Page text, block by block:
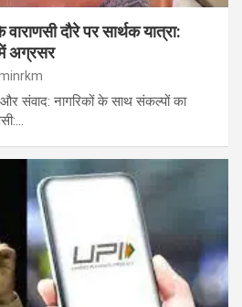
दौरे पर सार्थक यात्रा:
अग्रसर
और संवाद: नागरिकों के साथ संकल्पों का